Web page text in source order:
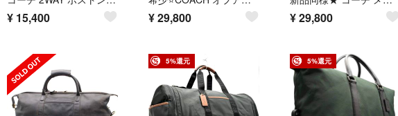
¥ 15,400 ¥29,800 ¥29,800
5%還元 5%還元